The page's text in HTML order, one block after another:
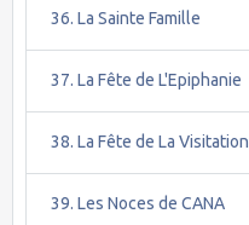
36. La Sainte Famille
37. La Fête de L'Epiphanie
38. La Fête de La Visitation
39. Les Noces de CANA